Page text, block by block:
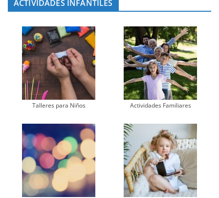
ACTIVIDADES INFANTILES
Talleres para Niños Actividades Familiares